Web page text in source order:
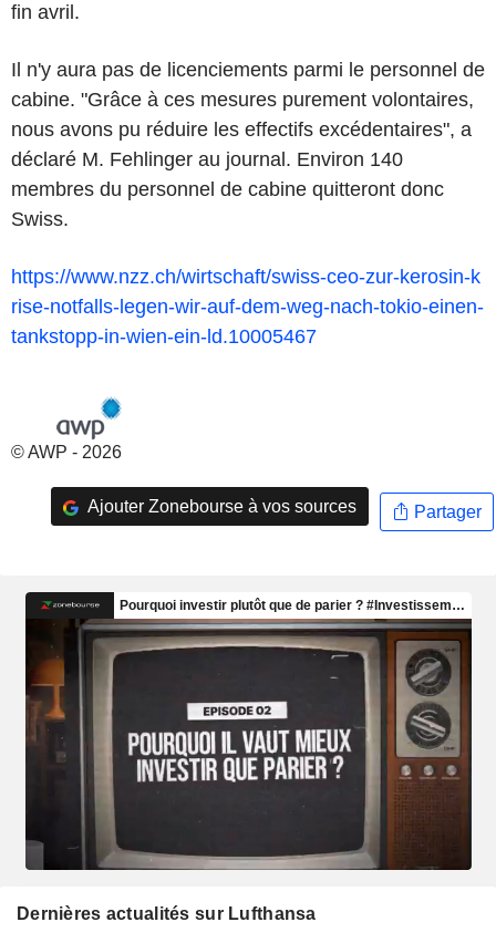
fin avril.
Il n'y aura pas de licenciements parmi le personnel de
cabine. "Grâce à ces mesures purement volontaires,
nous avons pu réduire les effectifs excédentaires", a
déclaré M. Fehlinger au journal. Environ 140
membres du personnel de cabine quitteront donc
Swiss.
https://www.nzz.ch/wirtschaft/swiss-ceo-zur-kerosin-k
rise-notfalls-legen-wir-auf-dem-weg-nach-tokio-einen-
tankstopp-in-wien-ein-ld.10005467
© AWP - 2026
Ajouter Zonebourse à vos sources Partager
Dernières actualités sur Lufthansa